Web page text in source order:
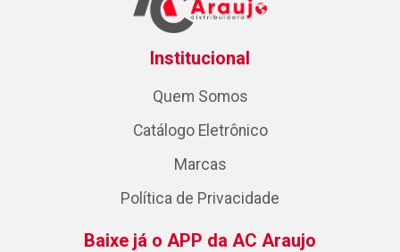
Institucional
Quem Somos
Catálogo Eletrônico
Marcas
Política de Privacidade
Baixe já o APP da AC Araujo